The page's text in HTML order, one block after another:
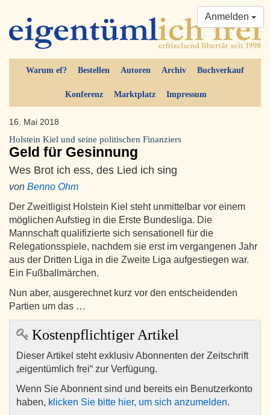
Warum ef? Bestellen Autoren Archiv Buchverkauf
Konferenz Marktplatz Impressum
Anmelden
16. Mai 2018
Holstein Kiel und seine politischen Finanziers
Geld für Gesinnung
Wes Brot ich ess, des Lied ich sing
von Benno Ohm
Der Zweitligist Holstein Kiel steht unmittelbar vor einem
möglichen Aufstieg in die Erste Bundesliga. Die
Mannschaft qualifizierte sich sensationell für die
Relegationsspiele, nachdem sie erst im vergangenen Jahr
aus der Dritten Liga in die Zweite Liga aufgestiegen war.
Ein Fußballmärchen.
Nun aber, ausgerechnet kurz vor den entscheidenden
Partien um das …
Kostenpflichtiger Artikel
Dieser Artikel steht exklusiv Abonnenten der Zeitschrift
„eigentümlich frei“ zur Verfügung.
Wenn Sie Abonnent sind und bereits ein Benutzerkonto
haben, klicken Sie bitte hier, um sich anzumelden.